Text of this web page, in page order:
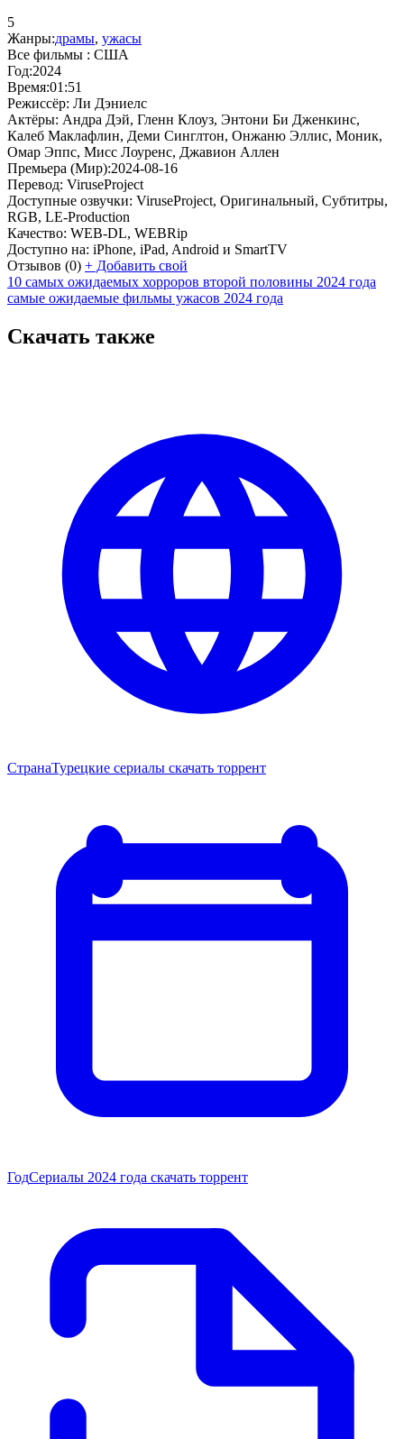
5
Жанры:драмы, ужасы
Все фильмы : США
Год:2024
Время:01:51
Режиссёр: Ли Дэниелс
Актёры: Андра Дэй, Гленн Клоуз, Энтони Би Дженкинс,
Калеб Маклафлин, Деми Синглтон, Онжаню Эллис, Моник,
Омар Эппс, Мисс Лоуренс, Джавион Аллен
Премьера (Мир):2024-08-16
Перевод: ViruseProject
Доступные озвучки: ViruseProject, Оригинальный, Субтитры,
RGB, LE-Production
Качество: WEB-DL, WEBRip
Доступно на: iPhone, iPad, Android и SmartTV
Отзывов (0) + Добавить свой
10 самых ожидаемых хорроров второй половины 2024 года
самые ожидаемые фильмы ужасов 2024 года
Скачать также
СтранаТурецкие сериалы скачать торрент
ГодСериалы 2024 года скачать торрент